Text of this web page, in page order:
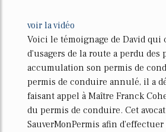
voir la vidéo
Voici le témoignage de David qui
d'usagers de la route a perdu des
accumulation son permis de
permis de conduire annulé, il a
faisant appel à Maître Franck
du permis de conduire. Cet
SauverMonPermis afin